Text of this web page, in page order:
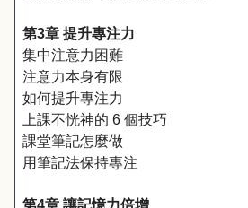
第3章 提升專注力
集中注意力困難
注意力本身有限
如何提升專注力
上課不恍神的 6 個技巧
課堂筆記怎麼做
用筆記法保持專注
第4章 讓記憶力倍增